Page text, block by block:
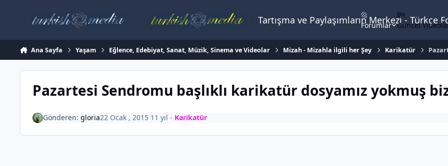
Tartışma ve Paylaşımların Merkezi -
Forumlar Güncel
Ana Sayfa Yaşam Eğlence, Edebiyat, Sanat, Müzik, Sinema ve Videolar Mizah - Mizahla ilgili her Şey Karikatür
Pazartesi Sendromu başlıklı karikatür dosyamız yokmuş
Gönderen: gloria22 Ocak , 2015 11 yıl - Karikatür